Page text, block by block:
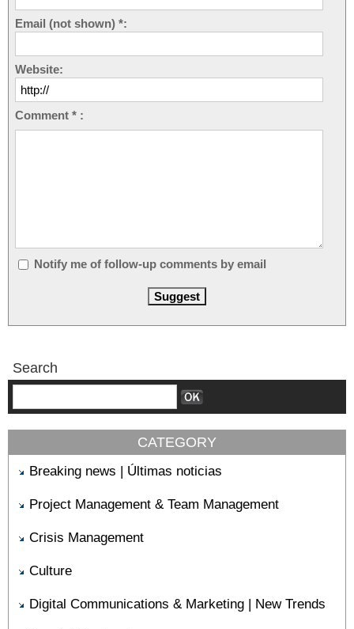
Email (not shown) *:
Website:
Comment * :
Notify me of follow-up comments by email
Search
CATEGORY
Breaking news | Últimas noticias
Project Management & Team Management
Crisis Management
Culture
Digital Communications & Marketing | New Trends